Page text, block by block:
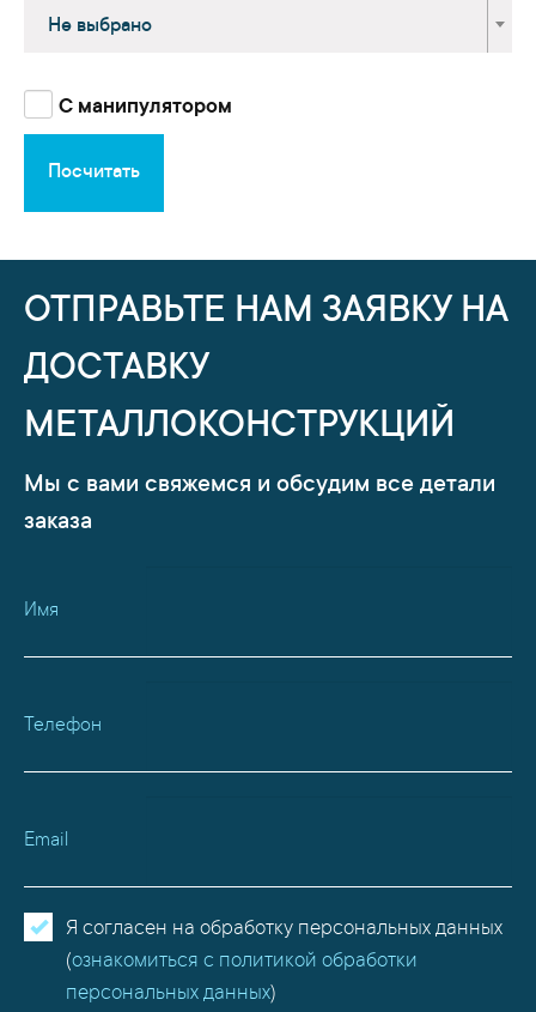
Не выбрано
С манипулятором
Посчитать
ОТПРАВЬТЕ НАМ ЗАЯВКУ НА
ДОСТАВКУ
МЕТАЛЛОКОНСТРУКЦИЙ
Мы с вами свяжемся и обсудим все детали
заказа
Имя
Телефон
Email
Я согласен на обработку персональных данных
(ознакомиться с политикой обработки
персональных данных)